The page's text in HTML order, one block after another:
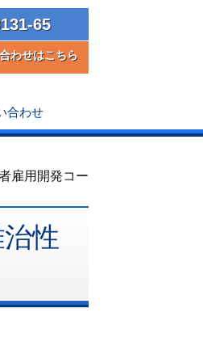
65
わせはこちら
合わせ
雇用開発コー
性